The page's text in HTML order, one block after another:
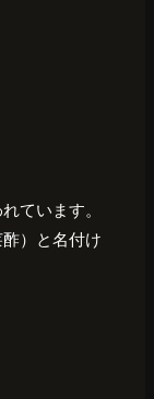
ています。
）と名付け